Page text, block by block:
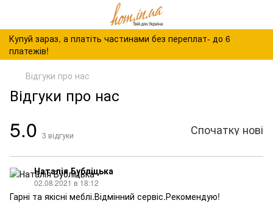
Купуй зараз, а платіть частинами без переплат- до 6
платежів!
Відгуки про нас
Відгуки про нас
5.0 3 відгуки Спочатку нові
Наталія Бубліцька
02.08.2021 в 18:12
Гарні та якісні меблі.Відмінний сервіс.Рекомендую!